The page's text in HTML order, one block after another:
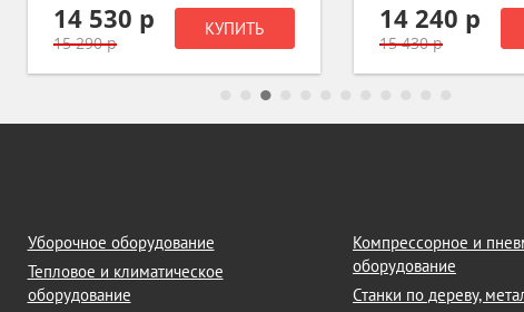
14 530 р
15 290 р
КУПИТЬ 14 240 р
15 430 р
Уборочное оборудование
Тепловое и климатическое
оборудование
Компрессорное и
оборудование
Станки по дереву,